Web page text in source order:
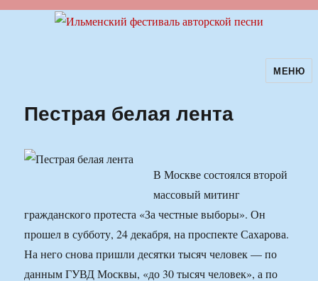
Ильменский фестиваль авторскойМЕНЮ
Пестрая белая лента
В Москве состоялся второй
массовый митинг
гражданского протеста «За честные выборы». Он
прошел в субботу, 24 декабря, на проспекте Сахарова.
На него снова пришли десятки тысяч человек — по
данным ГУВД Москвы, «до 30 тысяч человек», а по